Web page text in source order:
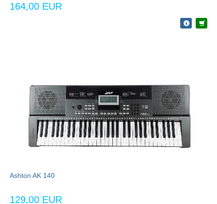
164,00 EUR
Ashton AK 140
129,00 EUR